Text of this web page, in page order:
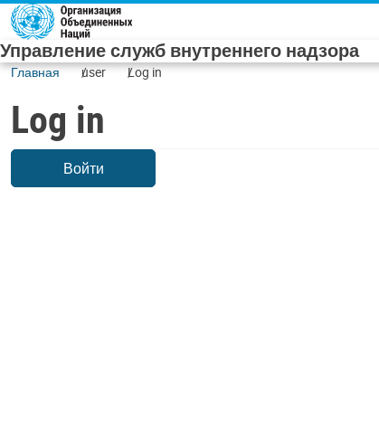
Skip to main content
Управление служб внутреннего надзора
Главная user Log in
Log in
Войти